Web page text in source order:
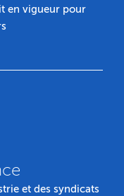
en vigueur pour
et des syndicats